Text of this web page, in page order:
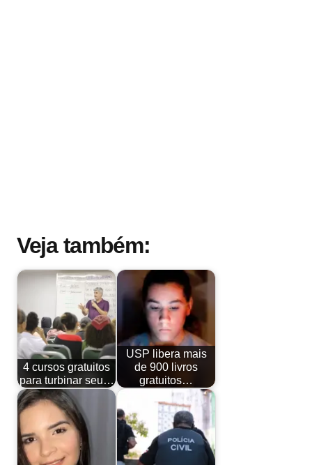
Veja também:
4 cursos gratuitos
para turbinar seu…
USP libera mais
de 900 livros
gratuitos…